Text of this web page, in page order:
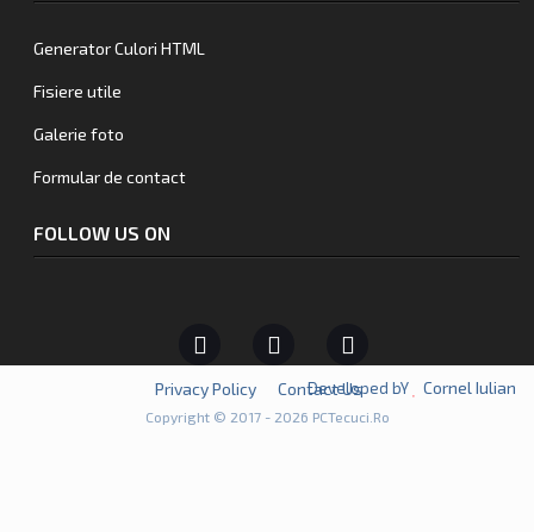
Generator Culori HTML
Fisiere utile
Galerie foto
Formular de contact
FOLLOW US ON
Privacy Policy Contact Us
Developed bY Cornel Iulian
Copyright © 2017 - 2026 PCTecuci.Ro